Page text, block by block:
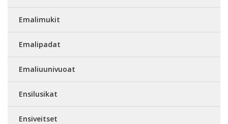
Emalimukit
Emalipadat
Emaliuunivuoat
Ensilusikat
Ensiveitset